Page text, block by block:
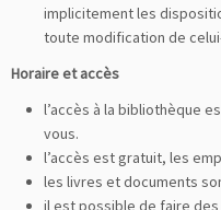
implicitement les
toute modification de
Horaire et accès
l’accès à la bibliothèque
vous.
l’accès est gratuit, les
les livres et documents
il est possible de faire